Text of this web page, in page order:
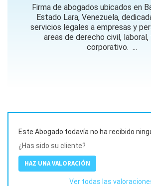
Firma de abogados ubicados en
Estado Lara, Venezuela,
servicios legales a empresas y
areas de derecho civil,
corporativo. ...
Este Abogado todavía no ha recibido
¿Has sido su cliente?
HAZ UNA VALORACIÓN
Ver todas las